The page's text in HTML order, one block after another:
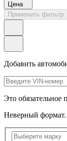
Цена
Применить фильтр
Добавить
Это обязательное
Неверный формат.